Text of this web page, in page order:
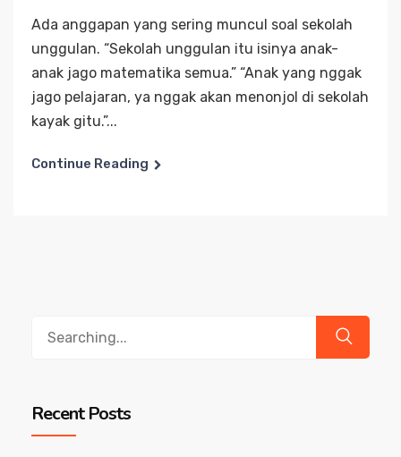
Ada anggapan yang sering muncul soal sekolah
unggulan. “Sekolah unggulan itu isinya anak-
anak jago matematika semua.” “Anak yang nggak
jago pelajaran, ya nggak akan menonjol di sekolah
kayak gitu.”...
Continue Reading
Recent Posts